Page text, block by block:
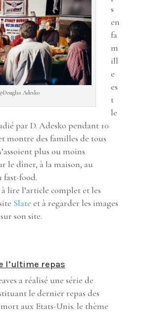
Adesko
s
en
fa
m
ill
e
es
t
le
par D. Adesko pendant 10
montre des familles de tous
plus ou moins
le dîner, à la maison, au
fast-food.
lire l’article complet et les
Slate et à regarder les images
sur son site.
l’ultime repas
a réalisé une série de
le dernier repas des
aux Etats-Unis. le thème